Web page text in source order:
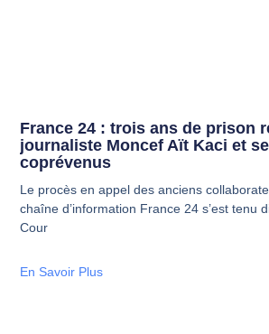
France 24 : trois ans de prison
journaliste Moncef Aït Kaci et
coprévenus
Le procès en appel des anciens
chaîne d’information France 24 s’est tenu
Cour
En Savoir Plus